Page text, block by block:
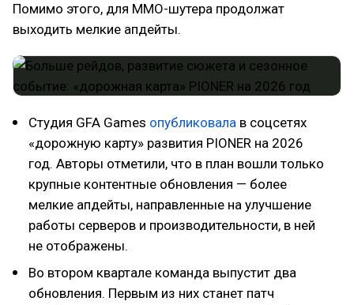
Помимо этого, для MMO-шутера продолжат
выходить мелкие апдейты.
Студия GFA Games опубликовала в соцсетях
«дорожную карту» развития PIONER на 2026
год. Авторы отметили, что в план вошли только
крупные контентные обновления — более
мелкие апдейты, направленные на улучшение
работы серверов и производительности, в ней
не отображены.
Во втором квартале команда выпустит два
обновления. Первым из них станет патч